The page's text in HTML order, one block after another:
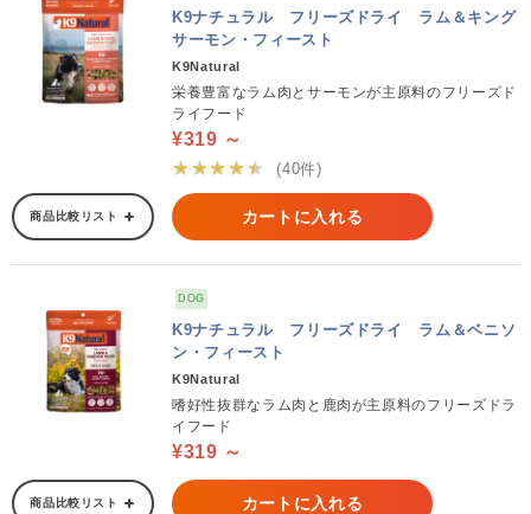
K9ナチュラル フリーズドライ ラム＆キング
サーモン・フィースト
K9Natural
栄養豊富なラム肉とサーモンが主原料のフリーズド
ライフード
¥319 ～
★★★★★
(40件)
商品比較リスト カートに入れる
DOG
K9ナチュラル フリーズドライ ラム＆ベニソ
ン・フィースト
K9Natural
嗜好性抜群なラム肉と鹿肉が主原料のフリーズドラ
イフード
¥319 ～
商品比較リスト カートに入れる